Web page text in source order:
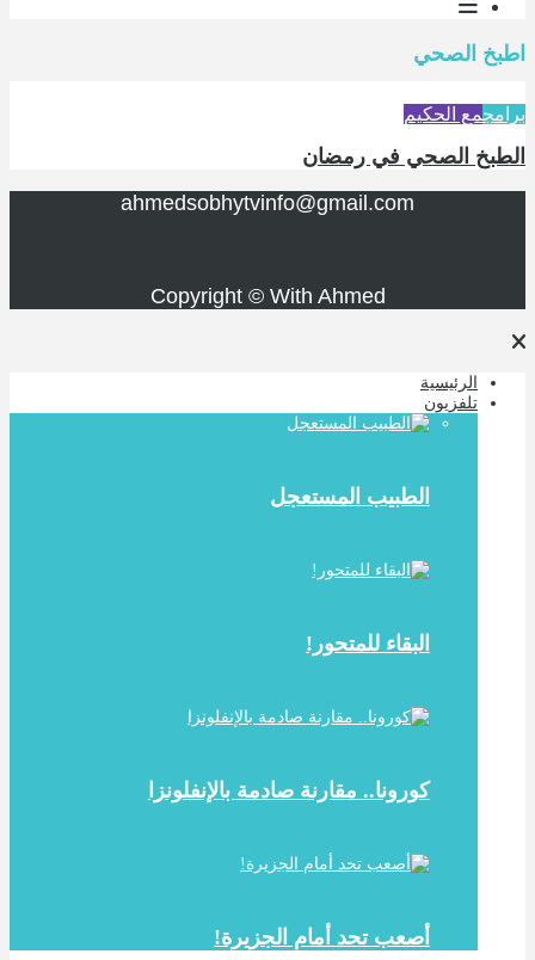
اطبخ الصحي
برامجمع الحكيم
الطبخ الصحي في رمضان
ahmedsobhytvinfo@gmail.com
Copyright © With Ahmed
الرئيسية
تلفزيون
الطبيب المستعجل
البقاء للمتحور!
كورونا.. مقارنة صادمة بالإنفلونزا
أصعب تحد أمام الجزيرة!